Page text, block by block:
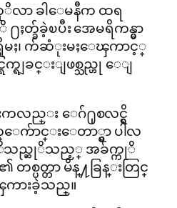
ာ ခါေမနီက ထရ
ခ်ခဲ့ၿပီး အေမရိကန္မွာ
မႈ၊ က်ဆံုးမႈေၾကာင့္
ျခင္းျဖစ္သည္ဟု ေျ
ကလည္း ေဂ်႐ုစလင္ရွိ
က်ာင္းေတာ္မွာ ပါလ
သည္ဆုိသည့္ အခ်က္ကုိ
စ္ပတ္တာ မိန္႔ခြန္းတြင္
ားခဲ့သည္။